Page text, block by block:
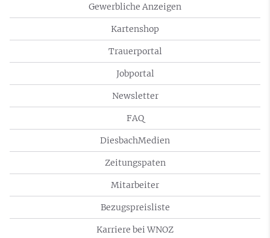
Gewerbliche Anzeigen
Kartenshop
Trauerportal
Jobportal
Newsletter
FAQ
DiesbachMedien
Zeitungspaten
Mitarbeiter
Bezugspreisliste
Karriere bei WNOZ